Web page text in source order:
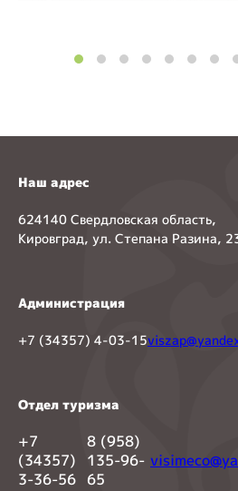
Наш адрес
624140 Свердловская область,
Кировград, ул. Степана Разина,
Администрация
+7 (34357) 4-03-15
Отдел туризма
+7
(34357)
3-36-56
8 (958)
135-96-
65